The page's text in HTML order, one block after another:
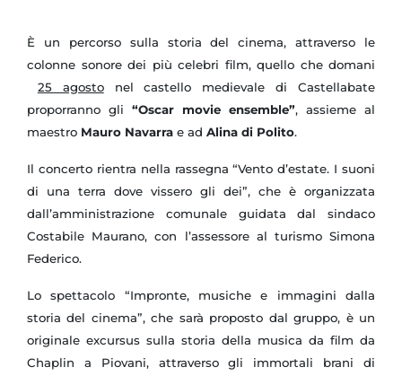
È un percorso sulla storia del cinema, attraverso le
colonne sonore dei più celebri film, quello che domani
25 agostonel castello medievale di Castellabate
proporranno gli “Oscar movie ensemble”, assieme al
maestro Mauro Navarra e ad Alina di Polito.
Il concerto rientra nella rassegna “Vento d’estate. I suoni
di una terra dove vissero gli dei”, che è organizzata
dall’amministrazione comunale guidata dal sindaco
Costabile Maurano, con l’assessore al turismo Simona
Federico.
Lo spettacolo “Impronte, musiche e immagini dalla
storia del cinema”, che sarà proposto dal gruppo, è un
originale excursus sulla storia della musica da film da
Chaplin a Piovani, attraverso gli immortali brani di